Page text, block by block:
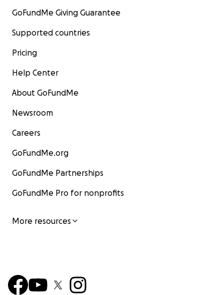
GoFundMe Giving Guarantee
Supported countries
Pricing
Help Center
About GoFundMe
Newsroom
Careers
GoFundMe.org
GoFundMe Partnerships
GoFundMe Pro for nonprofits
More resources